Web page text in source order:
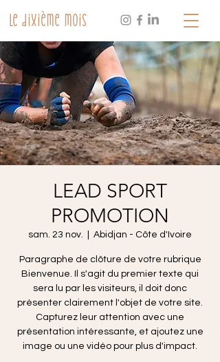
Le dixième mois
LEAD SPORT
PROMOTION
sam. 23 nov. Abidjan - Côte d'Ivoire
Paragraphe de clôture de votre rubrique
Bienvenue. Il s'agit du premier texte qui
sera lu par les visiteurs, il doit donc
présenter clairement l'objet de votre site.
Capturez leur attention avec une
présentation intéressante, et ajoutez une
image ou une vidéo pour plus d'impact.